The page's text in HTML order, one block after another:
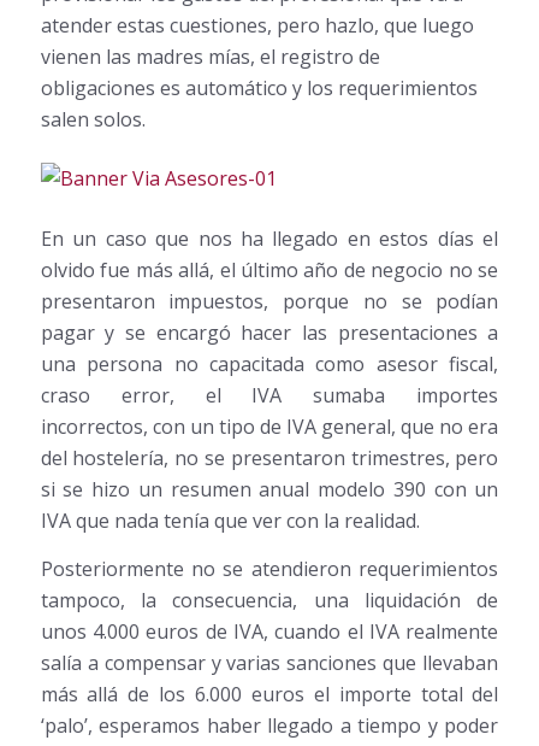
atender estas cuestiones, pero hazlo, que luego
vienen las madres mías, el registro de
obligaciones es automático y los requerimientos
salen solos.
En un caso que nos ha llegado en estos días el
olvido fue más allá, el último año de negocio no se
presentaron impuestos, porque no se podían
pagar y se encargó hacer las presentaciones a
una persona no capacitada como asesor fiscal,
craso error, el IVA sumaba importes
incorrectos, con un tipo de IVA general, que no era
del hostelería, no se presentaron trimestres, pero
si se hizo un resumen anual modelo 390 con un
IVA que nada tenía que ver con la realidad.
Posteriormente no se atendieron requerimientos
tampoco, la consecuencia, una liquidación de
unos 4.000 euros de IVA, cuando el IVA realmente
salía a compensar y varias sanciones que llevaban
más allá de los 6.000 euros el importe total del
‘palo’, esperamos haber llegado a tiempo y poder